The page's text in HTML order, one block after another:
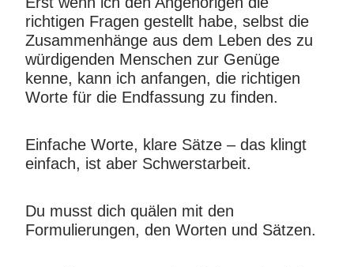
richtigen Fragen gestellt habe, selbst die
Zusammenhänge aus dem Leben des zu
würdigenden Menschen zur Genüge
kenne, kann ich anfangen, die richtigen
Worte für die Endfassung zu finden.
Einfache Worte, klare Sätze – das klingt
einfach, ist aber Schwerstarbeit.
Du musst dich quälen mit den
Formulierungen, den Worten und Sätzen.